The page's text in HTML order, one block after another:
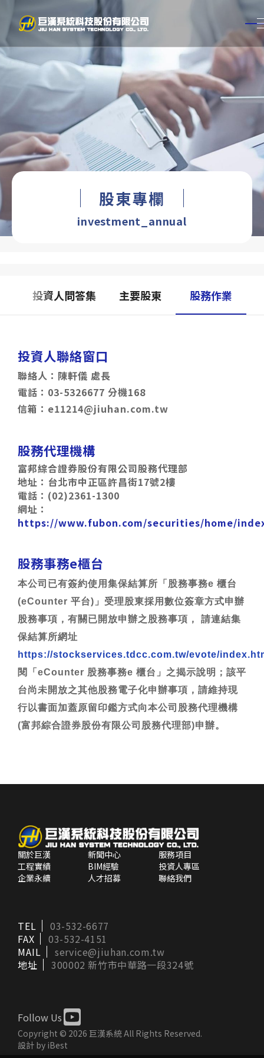
股東專欄
investment_annual
投資人問答集 主要股東 股務作業
投資人聯絡窗口
聯絡人：陳軒儀 處長
電話： 03-5326677 分機168
信箱： e11214@jiuhan.com.tw
股務代理機構
富邦綜合證券股份有限公司股務代理部
地址：台北市中正區許昌街17號2樓
電話： (02)2361-1300
網址：
https://www.fubon.com/securities/home/
股務事務e櫃台
本公司已有簽約使用集保結算所「股務事務e 櫃台
(eCounter 平台) 」受理股東採用數位簽章方式申辦
股務事項，有關已開放申辦之股務事項，
請連結集
保結算所網址
https://stockservices.tdcc.com.tw/evote/
閱「 eCounter 股務事務e 櫃台」之揭示說明；該平
台尚未開放之其他股務電子化申辦事項，請維持現
行以書面加蓋原留印鑑方式向本公司股務代理機構
(富邦綜合證券股份有限公司股務代理部)申辦。
關於巨漢 新聞中心
服務項目
工程實績
BIM經驗
投資人專區
企業永續
人才招募 聯絡我們
TEL
03-532-6677
FAX
03-532-4151
MAIL
service@jiuhan.com.tw
地址
300002 新竹市中華路一段324號
Copyright © 2026 巨漢系統All Rights Reserved.
設計 by iBest
關於巨漢
新聞中心
服務項目
工程實績
人才招募
TW EN